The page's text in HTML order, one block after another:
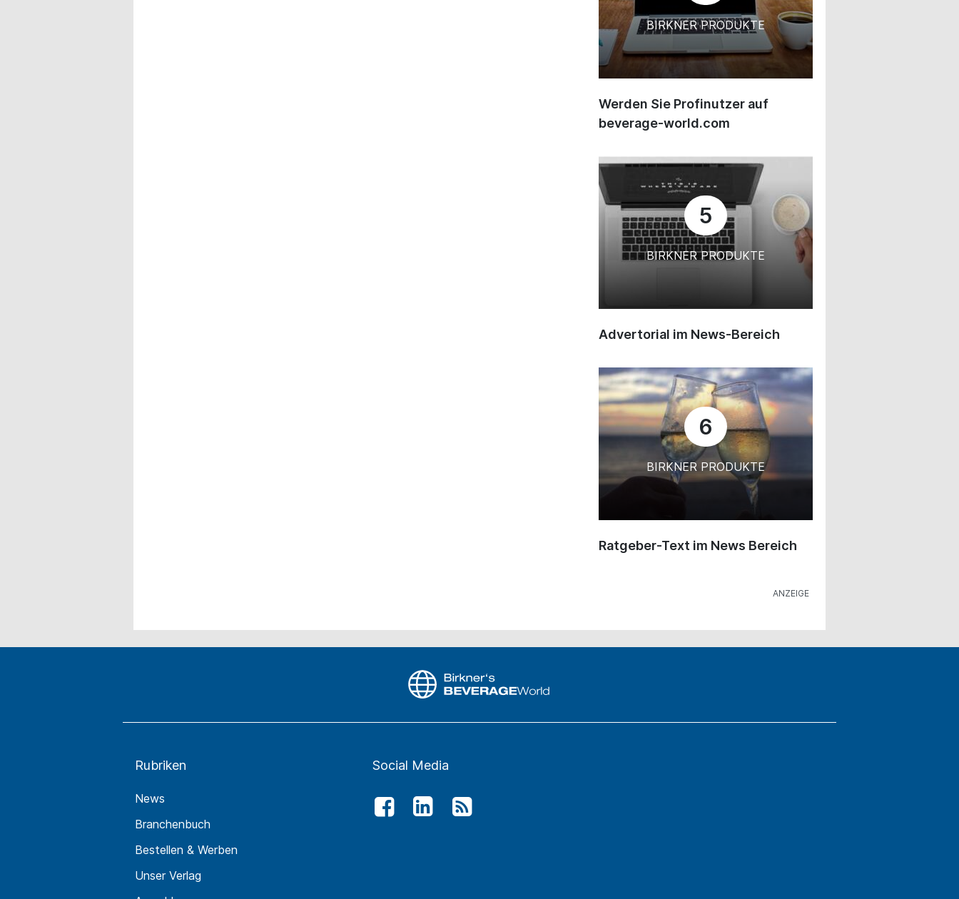
BIRKNER PRODUKTE
Werden Sie Profinutzer auf
beverage-world.com
5
BIRKNER PRODUKTE
Advertorial im News-Bereich
6
BIRKNER PRODUKTE
Ratgeber-Text im News Bereich
Rubriken
News
Branchenbuch
Bestellen & Werben
Unser Verlag
Social Media